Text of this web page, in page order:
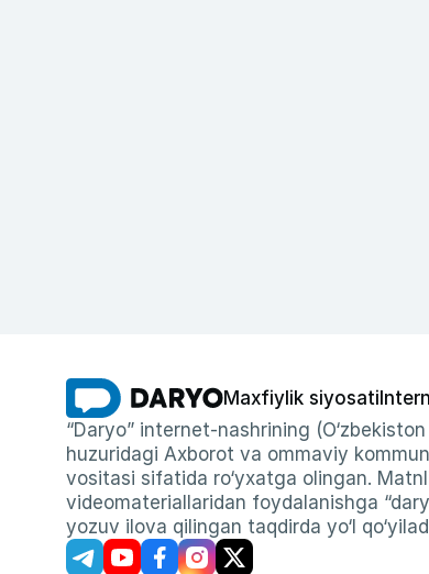
Maxfiylik siyosati
“Daryo” internet-nashrining
huzuridagi Axborot va ommaviy
vositasi sifatida ro‘yxatga olingan.
videomateriallaridan foydalanishga
yozuv ilova qilingan taqdirda yo‘l